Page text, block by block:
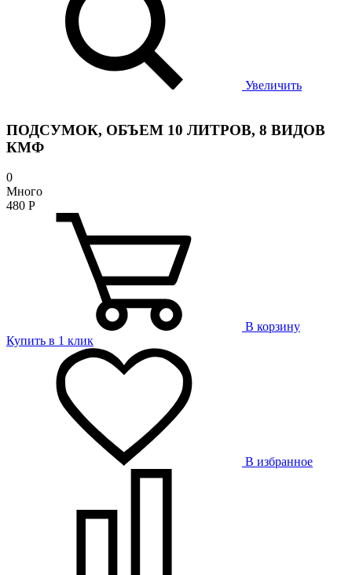
Увеличить
ПОДСУМОК, ОБЪЕМ 10 ЛИТРОВ, 8 ВИДОВ
КМФ
0
Много
480 Р
В корзину
Купить в 1 клик
В избранное